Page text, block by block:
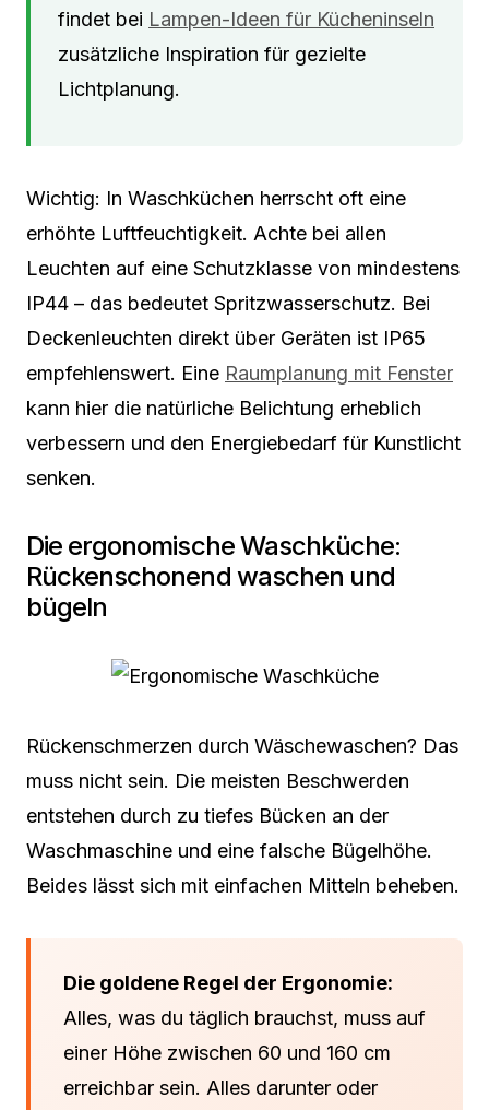
findet bei Lampen-Ideen für Kücheninseln
zusätzliche Inspiration für gezielte
Lichtplanung.
Wichtig: In Waschküchen herrscht oft eine
erhöhte Luftfeuchtigkeit. Achte bei allen
Leuchten auf eine Schutzklasse von mindestens
IP44 – das bedeutet Spritzwasserschutz. Bei
Deckenleuchten direkt über Geräten ist IP65
empfehlenswert. Eine Raumplanung mit Fenster
kann hier die natürliche Belichtung erheblich
verbessern und den Energiebedarf für Kunstlicht
senken.
Die ergonomische Waschküche:
Rückenschonend waschen und
bügeln
Rückenschmerzen durch Wäschewaschen? Das
muss nicht sein. Die meisten Beschwerden
entstehen durch zu tiefes Bücken an der
Waschmaschine und eine falsche Bügelhöhe.
Beides lässt sich mit einfachen Mitteln beheben.
Die goldene Regel der Ergonomie:
Alles, was du täglich brauchst, muss auf
einer Höhe zwischen 60 und 160 cm
erreichbar sein. Alles darunter oder